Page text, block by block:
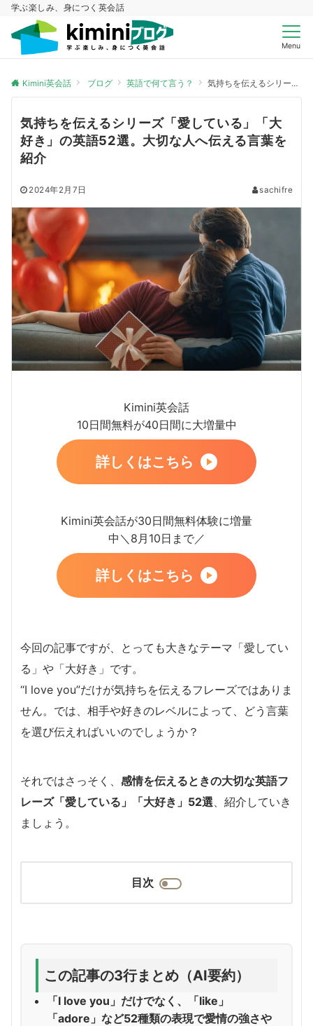
学ぶ楽しみ、身につく英会話
Menu
Kimini英会話 ブログ 英語で何て言う？ 気持ちを伝えるシリーズ「愛している」「大好き」の英語52選。大切な人へ伝える言葉を紹介
気持ちを伝えるシリーズ「愛している」「大
好き」の英語52選。大切な人へ伝える言葉を
紹介
2024年2月7日 sachifre
Kimini英会話
10日間無料が40日間に大増量中
詳しくはこちら
Kimini英会話が30日間無料体験に増量
中＼8月10日まで／
詳しくはこちら
今回の記事ですが、とっても大きなテーマ「愛してい
る」や「大好き」です。
“I love you”だけが気持ちを伝えるフレーズではありま
せん。では、相手や好きのレベルによって、どう言葉
を選び伝えればいいのでしょうか？
それではさっそく、 感情を伝えるときの大切な英語フ
レーズ「愛している」「大好き」52選 、紹介していき
ましょう。
目次
この記事の3行まとめ（AI要約）
「I love you」だけでなく、「like」
「adore」など52種類の表現で愛情の強さや